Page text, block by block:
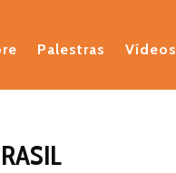
Palestras Vídeos